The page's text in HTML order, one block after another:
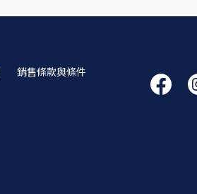
銷售條款與條件